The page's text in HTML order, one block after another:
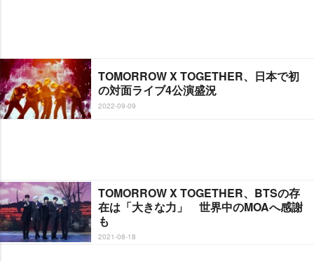
TOMORROW X TOGETHER、日本で初
の対面ライブ4公演盛況
2022-09-09
TOMORROW X TOGETHER、BTSの存
在は「大きな力」 世界中のMOAへ感謝
も
2021-08-18